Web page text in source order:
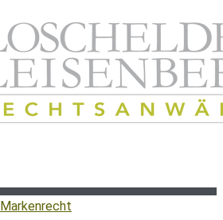
Markenrecht